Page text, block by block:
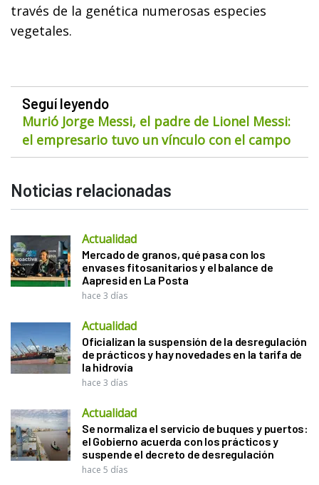
través de la genética numerosas especies
vegetales.
Seguí leyendo
Murió Jorge Messi, el padre de Lionel Messi:
el empresario tuvo un vínculo con el campo
Noticias relacionadas
Actualidad
Mercado de granos, qué pasa con los
envases fitosanitarios y el balance de
Aapresid en La Posta
hace 3 días
Actualidad
Oficializan la suspensión de la desregulación
de prácticos y hay novedades en la tarifa de
la hidrovía
hace 3 días
Actualidad
Se normaliza el servicio de buques y puertos:
el Gobierno acuerda con los prácticos y
suspende el decreto de desregulación
hace 5 días